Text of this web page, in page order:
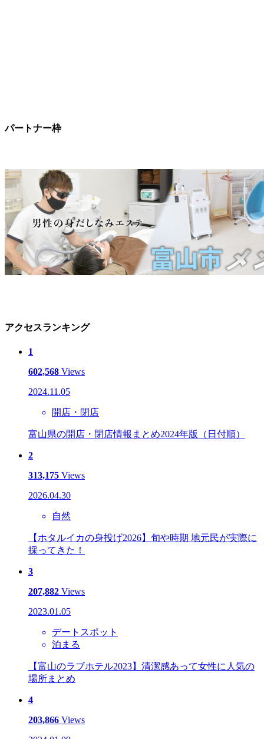
パートナー枠
アクセスランキング
1
602,568 Views
2024.11.05
開店・閉店
富山県の開店・閉店情報まとめ2024年版（日付順）
2
313,175 Views
2026.04.30
自然
【ホタルイカの身投げ2026】旬や時期 地元民が実際に
採ってきた！
3
207,882 Views
2023.01.05
デートスポット
泊まる
【富山のラブホテル2023】清潔感あって女性に人気の
場所まとめ
4
203,866 Views